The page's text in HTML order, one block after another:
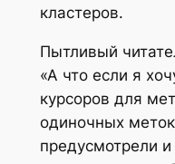
кластеров.
Пытливый
«А что если я
курсоров для
одиночных
предусмотрели